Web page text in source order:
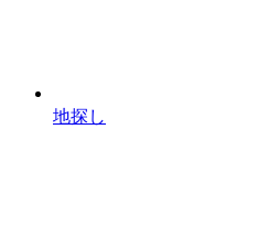
地探し